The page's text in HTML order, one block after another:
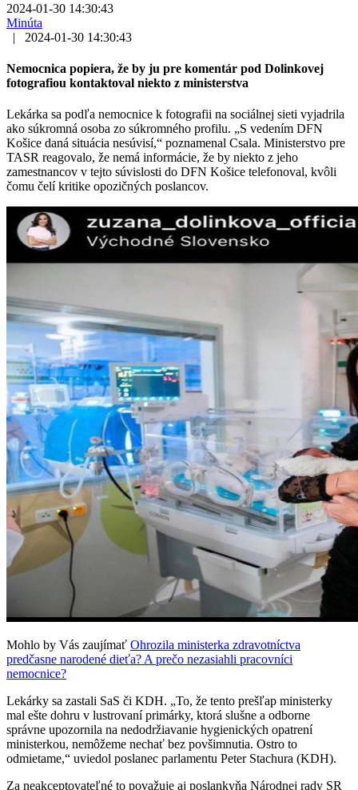
2024-01-30 14:30:43
Minúta
|
2024-01-30 14:30:43
Nemocnica popiera, že by ju pre komentár pod Dolinkovej
fotografiou kontaktoval niekto z ministerstva
Lekárka sa podľa nemocnice k fotografii na sociálnej sieti vyjadrila
ako súkromná osoba zo súkromného profilu. „S vedením DFN
Košice daná situácia nesúvisí,“ poznamenal Csala. Ministerstvo pre
TASR reagovalo, že nemá informácie, že by niekto z jeho
zamestnancov v tejto súvislosti do DFN Košice telefonoval, kvôli
čomu čelí kritike opozičných poslancov.
Mohlo by Vás zaujímať Ohrozila ministerka zdravotníctva
predčasne narodené dieťa? A prečo nezasiahli pracovníci
nemocnice?
Lekárky sa zastali SaS či KDH. „To, že tento prešľap ministerky
mal ešte dohru v lustrovaní primárky, ktorá slušne a odborne
správne upozornila na nedodržiavanie hygienických opatrení
ministerkou, nemôžeme nechať bez povšimnutia. Ostro to
odmietame,“ uviedol poslanec parlamentu Peter Stachura (KDH).
Za neakceptovateľné to považuje aj poslankyňa Národnej rady SR